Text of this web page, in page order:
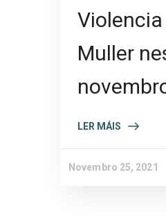
Muller
LER MÁIS
Novembro 25, 2021